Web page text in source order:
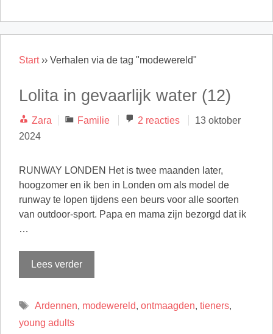
Start›› Verhalen via de tag "modewereld"
Lolita in gevaarlijk water (12)
Zara Categorieën
Familie 2 reacties
13 oktober
2024
RUNWAY LONDEN Het is twee maanden later,
hoogzomer en ik ben in Londen om als model de
runway te lopen tijdens een beurs voor alle soorten
van outdoor-sport. Papa en mama zijn bezorgd dat ik
…
Lees verder
Tags
Ardennen, modewereld, ontmaagden, tieners,
young adults